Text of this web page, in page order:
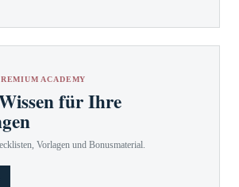
ACADEMY
für Ihre
Vorlagen und Bonusmaterial.